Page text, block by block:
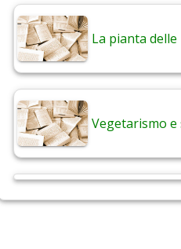
La pianta
Vegetarismo